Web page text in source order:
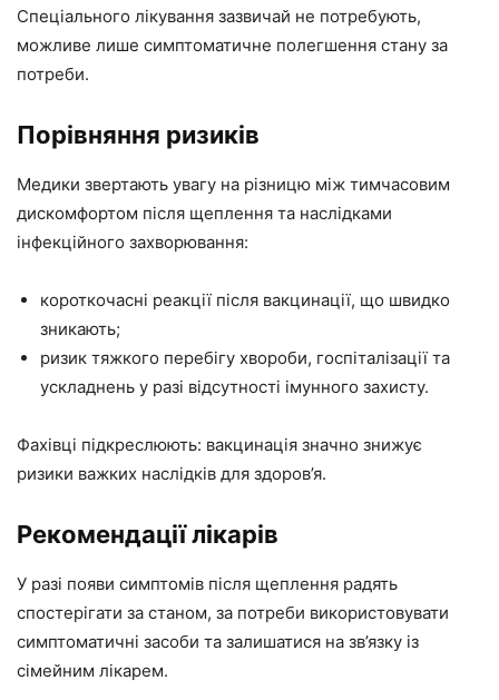
Спеціального лікування зазвичай не потребують,
можливе лише симптоматичне полегшення стану за
потреби.
Порівняння ризиків
Медики звертають увагу на різницю між тимчасовим
дискомфортом після щеплення та наслідками
інфекційного захворювання:
короткочасні реакції після вакцинації, що швидко
зникають;
ризик тяжкого перебігу хвороби, госпіталізації та
ускладнень у разі відсутності імунного захисту.
Фахівці підкреслюють: вакцинація значно знижує
ризики важких наслідків для здоров’я.
Рекомендації лікарів
У разі появи симптомів після щеплення радять
спостерігати за станом, за потреби використовувати
симптоматичні засоби та залишатися на зв’язку із
сімейним лікарем.